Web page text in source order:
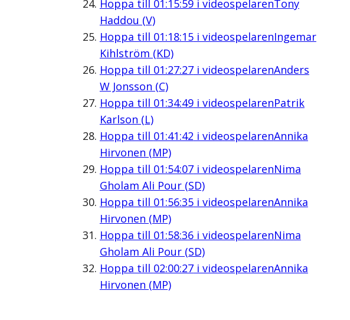
Hoppa till 01:15:59i videospelarenTony
Haddou (V)
Hoppa till 01:18:15i videospelarenIngemar
Kihlström (KD)
Hoppa till 01:27:27i videospelarenAnders
W Jonsson (C)
Hoppa till 01:34:49i videospelarenPatrik
Karlson (L)
Hoppa till 01:41:42 i videospelarenAnnika
Hirvonen (MP)
Hoppa till 01:54:07i videospelarenNima
Gholam Ali Pour (SD)
Hoppa till 01:56:35i videospelarenAnnika
Hirvonen (MP)
Hoppa till 01:58:36i videospelarenNima
Gholam Ali Pour (SD)
Hoppa till 02:00:27i videospelarenAnnika
Hirvonen (MP)